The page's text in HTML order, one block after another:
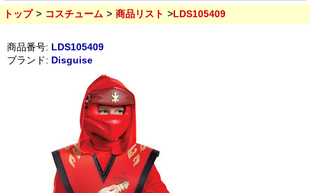
トップ コスチューム 商品リスト LDS105409
商品番号: LDS105409
ブランド: Disguise